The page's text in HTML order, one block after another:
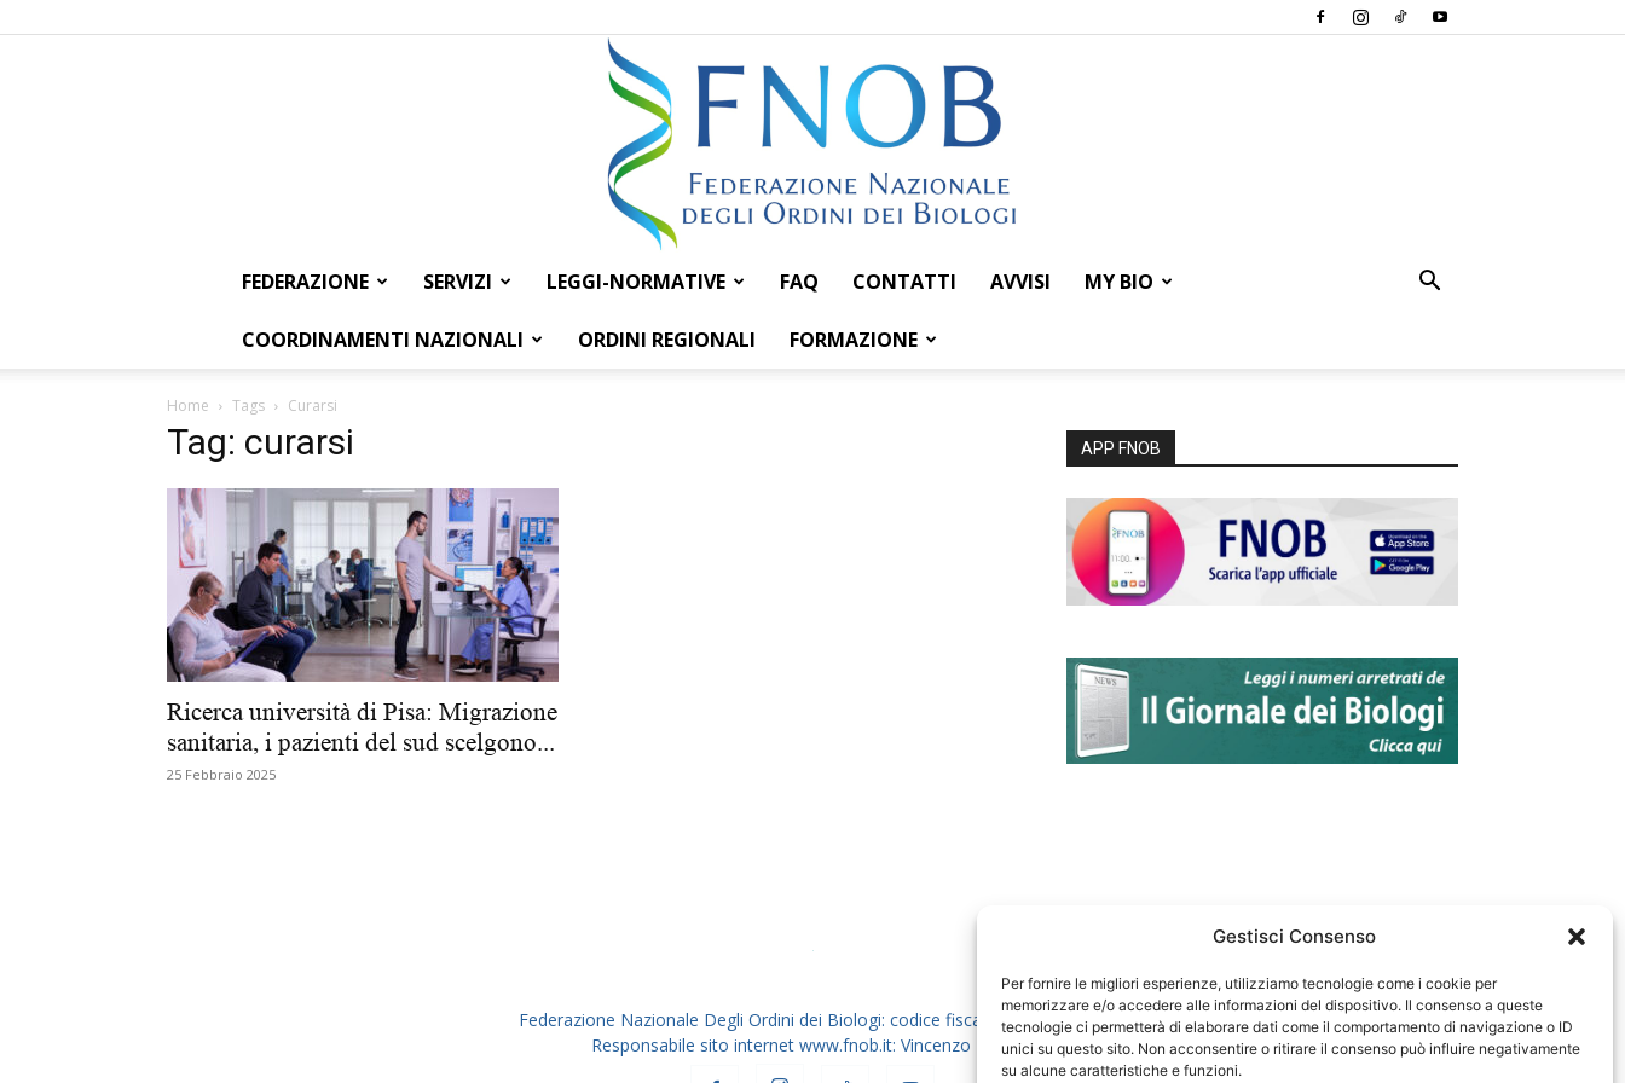
Gestisci Consenso
Per fornire le migliori esperienze, utilizziamo tecnologie come i cookie per
memorizzare e/o accedere alle informazioni del dispositivo. Il consenso a queste
tecnologie ci permetterà di elaborare dati come il comportamento di navigazione o ID
unici su questo sito. Non acconsentire o ritirare il consenso può influire negativamente
su alcune caratteristiche e funzioni.
Federazione
dei
FEDERAZIONE SERVIZI LEGGI-NORMATIVE FAQ CONTATTI AVVISI MY BIO
COORDINAMENTI NAZIONALI ORDINI REGIONALI FORMAZIONE
Home Tags Curarsi
Tag: curarsi
Ricerca università di Pisa: Migrazione
sanitaria, i pazienti del sud scelgono...
25 Febbraio 2025
APP FNOB
Federazione Nazionale Degli Ordini dei Biologi: codice fiscale 80069130583
Responsabile sito internet www.fnob.it: Vincenzo D'Anna